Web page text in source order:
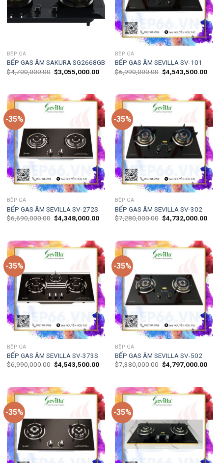
BẾP GA
BẾP GAS ÂM SAKURA SG2668GB
$4,700,000.00 $3,055,000.00
BẾP GA
BẾP GAS ÂM SEVILLA SV-101
$6,990,000.00 $4,543,500.00
-35%
BẾP GA
BẾP GAS ÂM SEVILLA SV-272S
$6,690,000.00 $4,348,000.00
-35%
BẾP GA
BẾP GAS ÂM SEVILLA SV-302
$7,280,000.00 $4,732,000.00
-35%
BẾP GA
BẾP GAS ÂM SEVILLA SV-373S
$6,990,000.00 $4,543,500.00
-35%
BẾP GA
BẾP GAS ÂM SEVILLA SV-502
$7,380,000.00 $4,797,000.00
-35% -35%